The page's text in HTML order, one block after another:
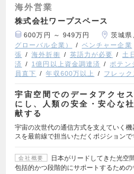
海外営業
株式会社ワープスペース
600万円 ～ 949万円 茨城県
グローバル企業）
ベンチャー企業
張
海外折衝 英語力が必要 土
済
1億円以上資金調達済 ポテン
員直下
年収600万以上 フレック
宇宙空間でのデータアクセ
にし、人類の安全・安心な
献する
宇宙の次世代の通信方式を支えていく
スを最前線で担当いただくポジションで
会社概要
日本がリードしてきた光空
包括的かつ段階的にサポートするため